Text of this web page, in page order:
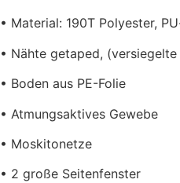
• Material: 190T Polyester,
• Nähte getaped, (versiegelte
• Boden aus PE-Folie
• Atmungsaktives Gewebe
• Moskitonetze
• 2 große Seitenfenster